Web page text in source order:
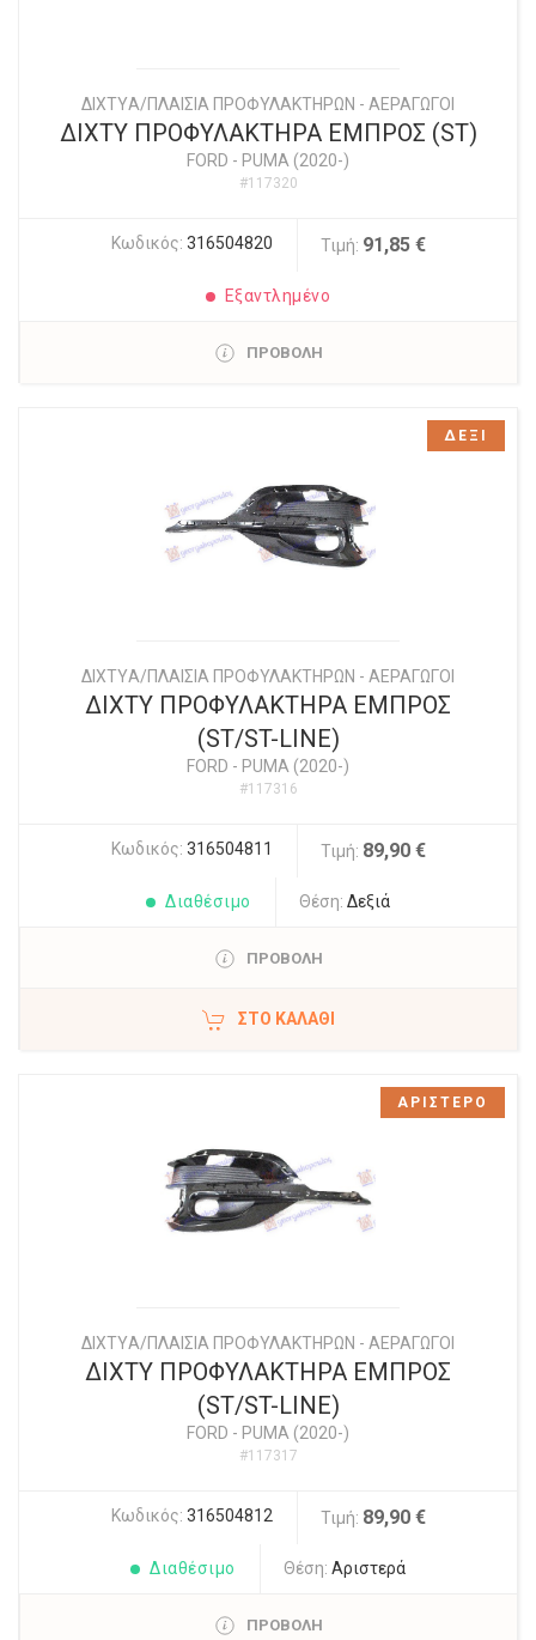
ΔΙΧΤYΑ/ΠΛΑΙΣΙΑ ΠΡΟΦΥΛΑΚΤΗΡΩΝ - ΑΕΡΑΓΩΓΟΙ
ΔΙΧΤΥ ΠΡΟΦΥΛΑΚΤΗΡΑ ΕΜΠΡΟΣ (ST)
FORD - PUMA (2020-)
#117320
Κωδικός: 316504820 Τιμή: 91,85 €
Εξαντλημένο
ΠΡΟΒΟΛΗ
ΔΙΧΤYΑ/ΠΛΑΙΣΙΑ ΠΡΟΦΥΛΑΚΤΗΡΩΝ - ΑΕΡΑΓΩΓΟΙ
ΔΙΧΤΥ ΠΡΟΦΥΛΑΚΤΗΡΑ ΕΜΠΡΟΣ
(ST/ST-LINE)
FORD - PUMA (2020-)
#117316
Κωδικός: 316504811 Τιμή: 89,90 €
Διαθέσιμο Θέση: Δεξιά
ΠΡΟΒΟΛΗ
ΣΤΟ ΚΑΛΆΘΙ
ΔΕΞΙ
ΔΙΧΤYΑ/ΠΛΑΙΣΙΑ ΠΡΟΦΥΛΑΚΤΗΡΩΝ - ΑΕΡΑΓΩΓΟΙ
ΔΙΧΤΥ ΠΡΟΦΥΛΑΚΤΗΡΑ ΕΜΠΡΟΣ
(ST/ST-LINE)
FORD - PUMA (2020-)
#117317
Κωδικός: 316504812 Τιμή: 89,90 €
Διαθέσιμο Θέση: Αριστερά
ΠΡΟΒΟΛΗ
ΑΡΙΣΤΕΡΟ